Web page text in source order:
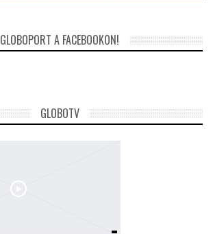
GLOBOPORT A FACEBOOKON!
GLOBOTV